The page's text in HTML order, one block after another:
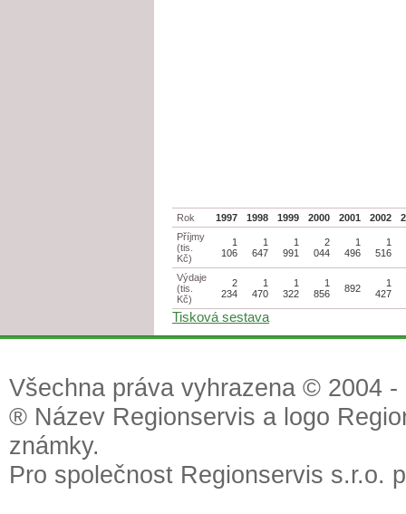
Rok 1997 1998 1999 2000 2001 2002
Příjmy
(tis.
Kč)
1
106
1
647
1
991
2
044
1
496
1
516
Výdaje
(tis.
Kč)
2
234
1
470
1
322
1
856
892
1
427
Tisková sestava
Všechna práva vyhrazena © 2004
® Název Regionservis a logo
známky.
Pro společnost Regionservis s.r.o.